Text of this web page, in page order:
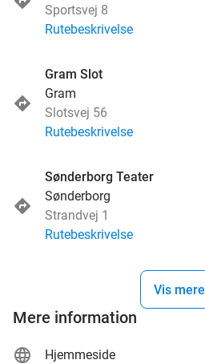
Sportsvej 8
Rutebeskrivelse
Gram Slot
Gram
Slotsvej 56
Rutebeskrivelse
Sønderborg Teater
Sønderborg
Strandvej 1
Rutebeskrivelse
Vis mere
Mere information
Hjemmeside